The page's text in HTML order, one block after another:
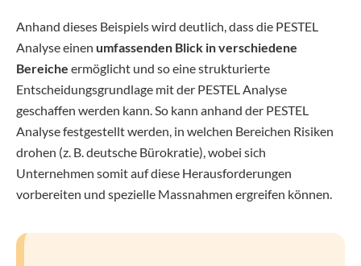
Anhand dieses Beispiels wird deutlich, dass die PESTEL
Analyse einen umfassenden Blick in verschiedene
Bereiche ermöglicht und so eine strukturierte
Entscheidungsgrundlage mit der PESTEL Analyse
geschaffen werden kann. So kann anhand der PESTEL
Analyse festgestellt werden, in welchen Bereichen Risiken
drohen (z. B. deutsche Bürokratie), wobei sich
Unternehmen somit auf diese Herausforderungen
vorbereiten und spezielle Massnahmen ergreifen können.